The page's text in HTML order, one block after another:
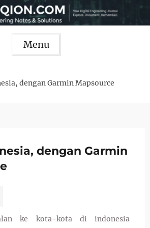
Menu
dengan Garmin Mapsource
dengan Garmin
ke kota-kota di indonesia